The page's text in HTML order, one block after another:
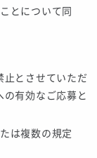
とについて同
止とさせていただ
有効なご応募と
は複数の規定